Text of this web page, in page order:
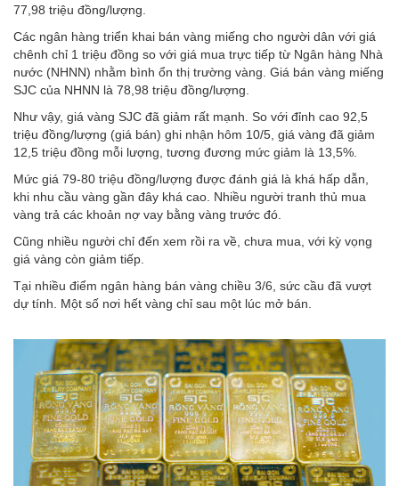
77,98 triệu đồng/lượng.
Các ngân hàng triển khai bán vàng miếng cho người dân với giá
chênh chỉ 1 triệu đồng so với giá mua trực tiếp từ Ngân hàng Nhà
nước (NHNN) nhằm bình ổn thị trường vàng. Giá bán vàng miếng
SJC của NHNN là 78,98 triệu đồng/lượng.
Như vậy, giá vàng SJC đã giảm rất mạnh. So với đỉnh cao 92,5
triệu đồng/lượng (giá bán) ghi nhận hôm 10/5, giá vàng đã giảm
12,5 triệu đồng mỗi lượng, tương đương mức giảm là 13,5%.
Mức giá 79-80 triệu đồng/lượng được đánh giá là khá hấp dẫn,
khi nhu cầu vàng gần đây khá cao. Nhiều người tranh thủ mua
vàng trả các khoản nợ vay bằng vàng trước đó.
Cũng nhiều người chỉ đến xem rồi ra về, chưa mua, với kỳ vọng
giá vàng còn giảm tiếp.
Tại nhiều điểm ngân hàng bán vàng chiều 3/6, sức cầu đã vượt
dự tính. Một số nơi hết vàng chỉ sau một lúc mở bán.